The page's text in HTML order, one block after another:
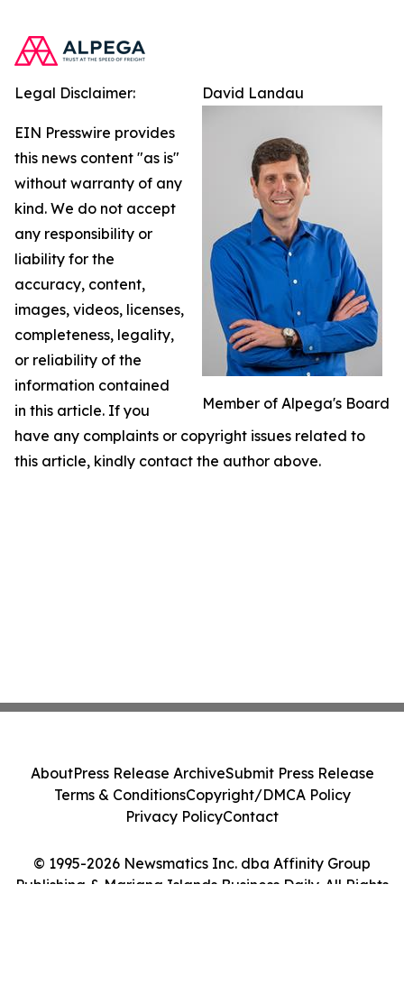
David Landau
Member of Alpega's Board
Legal Disclaimer:
EIN Presswire provides
this news content "as is"
without warranty of any
kind. We do not accept
any responsibility or
liability for the
accuracy, content,
images, videos, licenses,
completeness, legality,
or reliability of the
information contained
in this article. If you
have any complaints or copyright issues related to
this article, kindly contact the author above.
© 1995-2026 Newsmatics Inc. dba Affinity Group
Publishing & Mariana Islands Business Daily. All Rights
AboutPress Release ArchiveSubmit Press Release
Terms & ConditionsCopyright/DMCA Policy
Privacy PolicyContact